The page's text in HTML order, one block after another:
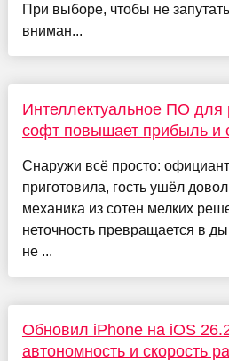
При выборе, чтобы не
вниман...
Интеллектуальное ПО для
софт повышает прибыль и
Снаружи всё просто: официант
приготовила, гость ушёл
механика из сотен мелких
неточность превращается в
не ...
Обновил iPhone на iOS
автономность и скорость